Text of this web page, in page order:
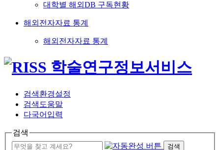
대학별 해외DB 구독현황
해외전자자료 통계
해외전자자료 통계
검색환경설정
검색도움말
다국어입력
검색
검색